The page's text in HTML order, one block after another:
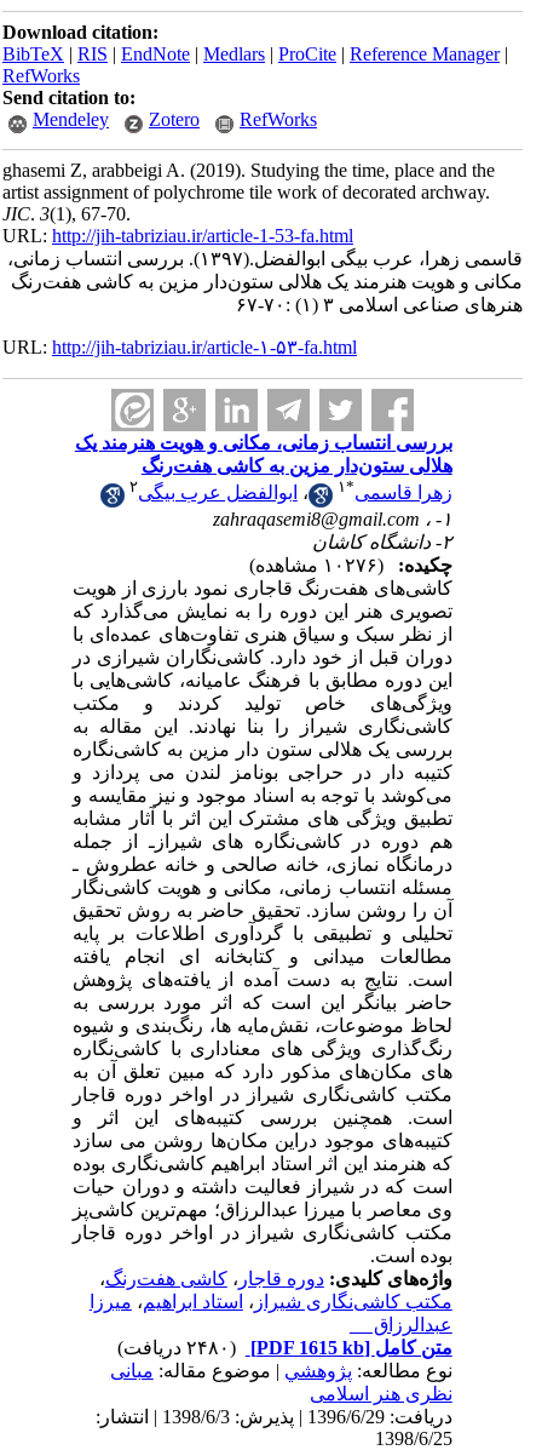
Download citation:
BibTeX|RIS| EndNote| Medlars| ProCite|Reference
RefWorks
Send citation to:
Mendeley
Zotero RefWorks
ghasemi Z, arabbeigi A.(2019).Studying the time, place and
artist assignment of polychrome tile work of decorated
JIC.3(1)
URL:http://jih-tabriziau.ir/article-1-53-fa.html
عرب بیگی ابوالفضل. (۱۳۹۷).
بررسی انتساب زمانی،
هویت هنرمند یک هلالی ستون‌دار مزین به کاشی هفت‌رنگ
اسلامی ۳ (۱) :۷۰-۶۷
URL:http://jih-tabriziau.ir/article-۱-۵۳-fa.html
بررسی انتساب زمانی، مکانی و هویت هنرمند یک
هلالی ستون‌دار مزین به کاشی هفت‌رنگ
زهرا قاسمی * ۱ ،ابوالفضل عرب بیگی
zahraqasemi8@gmail.com
(۱۰۲۷۶ مشاهده)
کاشی‌های هفت‌رنگ قاجاری نمود بارزی از هویت
تصویری هنر این دوره را به نمایش می‌گذارد که
از نظر سبک و سیاق هنری تفاوت‌های عمده‌ای با
دوران قبل از خود دارد. کاشی‌نگاران شیرازی در
این دوره مطابق با فرهنگ عامیانه، کاشی‌هایی با
ویژگی‌های خاص تولید کردند و مکتب
کاشی‌نگاری شیراز را بنا نهادند
.این مقاله به
بررسی یک هلالی ستون‌ دار مزین به کاشی‌نگاره
کتیبه دار در حراجی بونامز لندن می پردازد و
می‌کوشد با توجه به اسناد موجود و نیز مقایسه و
تطبیق ویژگی های مشترک این اثر با آثار مشابه
هم دوره در کاشی‌نگاره های شیرازـ از جمله
درمانگاه نمازی، خانه صالحی و خانه عطروش ـ
مسئله انتساب زمانی، مکانی و هویت کاشی‌نگار
آن را روشن سازد.تحقیق حاضر به روش تحقیق
تحلیلی و تطبیقی با گردآوری اطلاعات بر پایه
مطالعات میدانی و کتابخانه ای انجام یافته
نتایج به دست آمده از یافته‌های پژوهش
حاضر بیانگر این است که اثر مورد بررسی به
لحاظ موضوعات، نقش‌مایه ها، رنگ‌بندی و شیوه
رنگ‌گذاری ویژگی های معناداری با کاشی‌نگاره
های مکان‌های مذکور دارد که مبین تعلق آن به
مکتب کاشی‌نگاری شیراز در اواخر دوره قاجار
است. همچنین بررسی کتیبه‌های این اثر و
کتیبه‌های موجود دراین مکان‌ها روشن می سازد
که هنرمند این اثر استاد ابراهیم کاشی‌نگاری بوده
است که در شیراز فعالیت داشته و دوران حیات
وی معاصر با میرزا عبدالرزاق؛ مهم‌ترین کاشی‌پز
مکتب کاشی‌نگاری شیراز در اواخر دوره قاجار
بوده است.
واژه‌های کلیدی:دوره قاجار، کاشی هفت‌رنگ ،
مکتب کاشی‌نگاری شیراز ،استاد ابراهیم، میرزا
عبدالرزاق
متن کامل[PDF 1615 kb]
(۲۴۸۰ دریافت)
نوع مطالعه: پژوهشي | موضوع مقاله:مبانی
نظری هنر اسلامی
دریافت: 1396/6/29 | پذیرش: 1398/6/3 | انتشار:
1398/6/25